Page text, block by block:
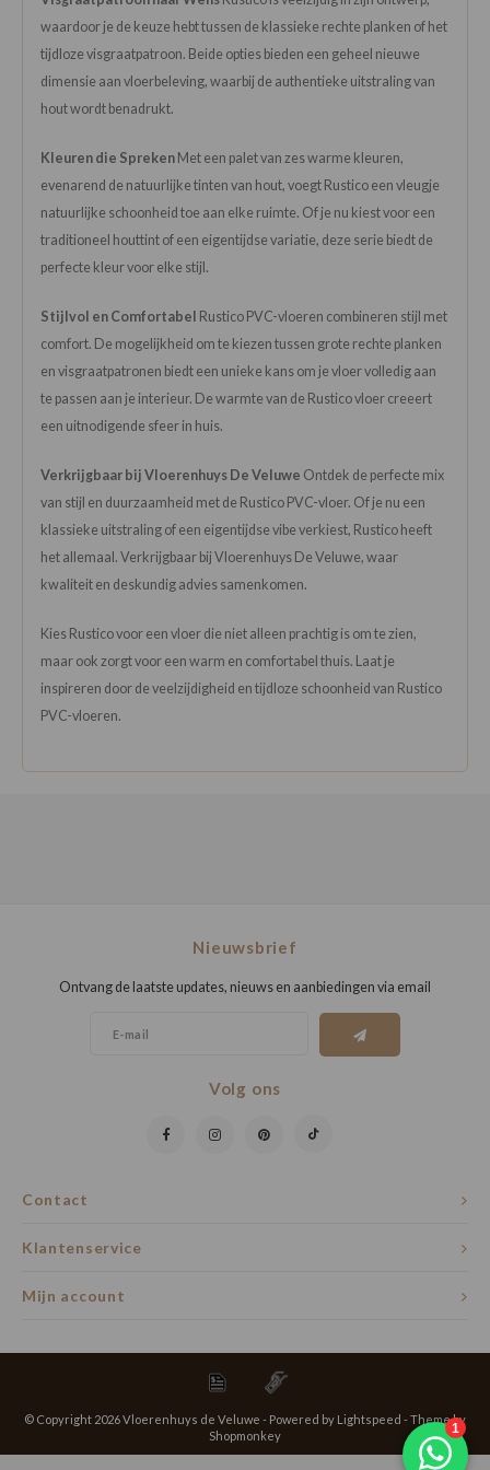
waardoor je de keuze hebt tussen de klassieke rechte planken of het
tijdloze visgraatpatroon. Beide opties bieden een geheel nieuwe
dimensie aan vloerbeleving, waarbij de authentieke uitstraling van
hout wordt benadrukt.
Kleuren die Spreken Met een palet van zes warme kleuren,
evenarend de natuurlijke tinten van hout, voegt Rustico een vleugje
natuurlijke schoonheid toe aan elke ruimte. Of je nu kiest voor een
traditioneel houttint of een eigentijdse variatie, deze serie biedt de
perfecte kleur voor elke stijl.
Stijlvol en Comfortabel Rustico PVC-vloeren combineren stijl met
comfort. De mogelijkheid om te kiezen tussen grote rechte planken
en visgraatpatronen biedt een unieke kans om je vloer volledig aan
te passen aan je interieur. De warmte van de Rustico vloer creeert
een uitnodigende sfeer in huis.
Verkrijgbaar bij Vloerenhuys De Veluwe Ontdek de perfecte mix
van stijl en duurzaamheid met de Rustico PVC-vloer. Of je nu een
klassieke uitstraling of een eigentijdse vibe verkiest, Rustico heeft
het allemaal. Verkrijgbaar bij Vloerenhuys De Veluwe, waar
kwaliteit en deskundig advies samenkomen.
Kies Rustico voor een vloer die niet alleen prachtig is om te zien,
maar ook zorgt voor een warm en comfortabel thuis. Laat je
inspireren door de veelzijdigheid en tijdloze schoonheid van Rustico
PVC-vloeren.
Contact
Nieuwsbrief
Ontvang de laatste updates, nieuws en aanbiedingen via email
Volg ons
Klantenservice
Mijn account
© Copyright 2026 Vloerenhuys de Veluwe - Powered by Lightspeed - Theme by
Shopmonkey